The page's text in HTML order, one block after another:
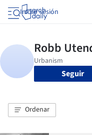
Iniciar sesión
Seguir
Ordenar